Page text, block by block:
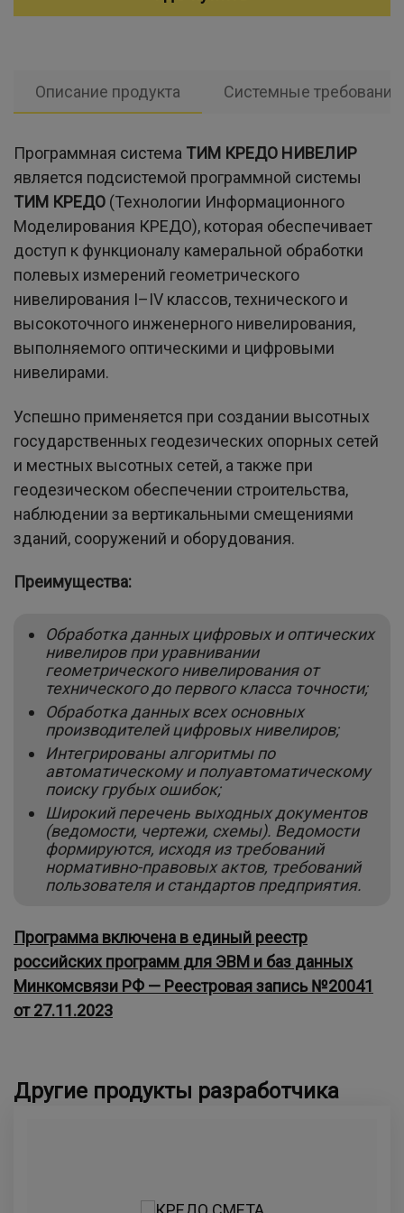
Описание продукта Системные требования
Программная система ТИМ КРЕДО НИВЕЛИР
является подсистемой программной системы
ТИМ КРЕДО (Технологии Информационного
Моделирования КРЕДО), которая обеспечивает
доступ к функционалу камеральной обработки
полевых измерений геометрического
нивелирования I–IV классов, технического и
высокоточного инженерного нивелирования,
выполняемого оптическими и цифровыми
нивелирами.
Успешно применяется при создании высотных
государственных геодезических опорных сетей
и местных высотных сетей, а также при
геодезическом обеспечении строительства,
наблюдении за вертикальными смещениями
зданий, сооружений и оборудования.
Преимущества:
Обработка данных цифровых и оптических
нивелиров при уравнивании
геометрического нивелирования от
технического до первого класса точности;
Обработка данных всех основных
производителей цифровых нивелиров;
Интегрированы алгоритмы по
автоматическому и полуавтоматическому
поиску грубых ошибок;
Широкий перечень выходных документов
(ведомости, чертежи, схемы). Ведомости
формируются, исходя из требований
нормативно-правовых актов, требований
пользователя и стандартов предприятия.
Программа включена в единый реестр
российских программ для ЭВМ и баз данных
Минкомсвязи РФ — Реестровая запись №20041
от 27.11.2023
Другие продукты разработчика